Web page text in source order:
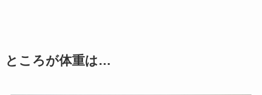
ところが体重は…